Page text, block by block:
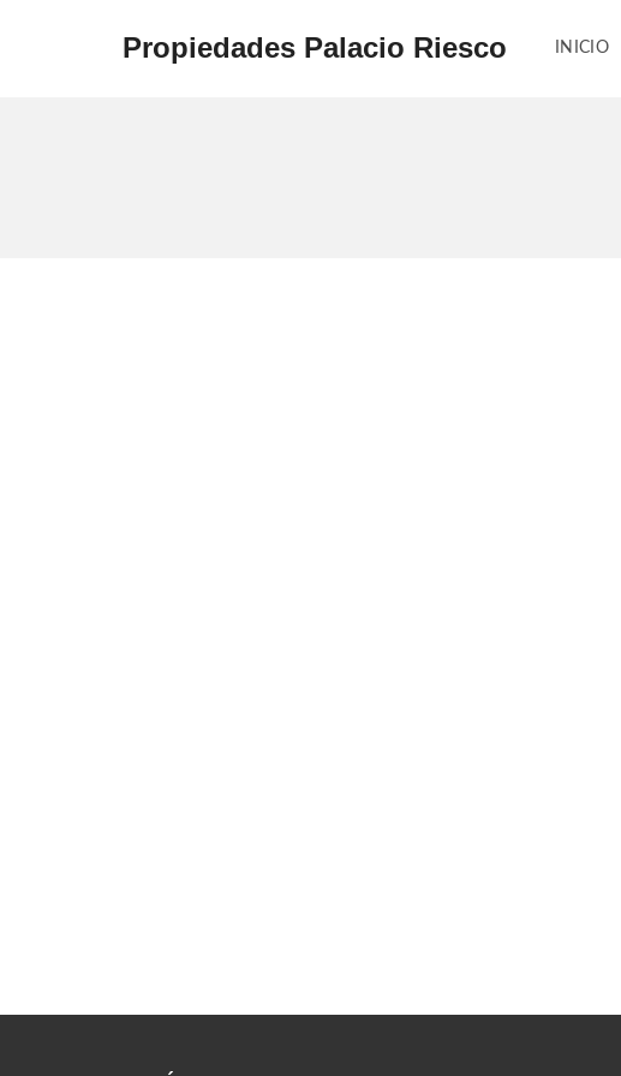
Propiedades Palacio Riesco INICIO